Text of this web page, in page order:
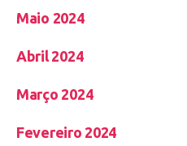
Maio 2024
Abril 2024
Março 2024
Fevereiro 2024